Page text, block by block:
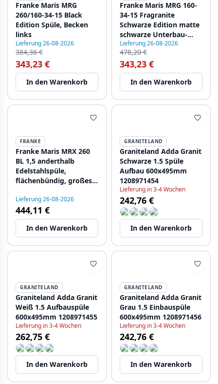
Franke Maris MRG
260/160-34-15 Black
Edition Spüle, Becken
links
Lieferung 26-08-2026
384,36 €
343,23 €
In den Warenkorb
Franke Maris MRG 160-
34-15 Fragranite
Schwarze Edition matte
schwarze Unterbau-
Spüle großer Becken
Links
Lieferung 26-08-2026
478,20 €
343,23 €
In den Warenkorb
FRANKE
Franke Maris MRX 260
BL 1,5 anderthalb
Edelstahlspüle,
flächenbündig, großes
1270642365
Lieferung 26-08-2026
444,11 €
In den Warenkorb
GRANITELAND
Graniteland Adda Granit
Schwarze 1.5 Spüle
Aufbau 600x495mm
1208971454
Lieferung in 3-4 Wochen
242,76 €
In den Warenkorb
GRANITELAND
Graniteland Adda Granit
Weiß 1.5 Aufbauspüle
600x495mm 1208971455
Lieferung in 3-4 Wochen
262,75 €
In den Warenkorb
GRANITELAND
Graniteland Adda Granit
Grau 1.5 Einbauspüle
600x495mm 1208971456
Lieferung in 3-4 Wochen
242,76 €
In den Warenkorb